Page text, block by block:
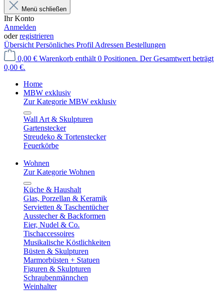
Menü schließen
Ihr Konto
Anmelden
oderregistrieren
Übersicht Persönliches Profil Adressen Bestellungen
0,00 € Warenkorb enthält 0 Positionen. Der Gesamtwert beträgt
0,00 €.
Home
MBW exklusiv
Zur Kategorie MBW exklusiv
Wall Art & Skulpturen
Gartenstecker
Streudeko & Tortenstecker
Feuerkörbe
Wohnen
Zur Kategorie Wohnen
Küche & Haushalt
Glas, Porzellan & Keramik
Servietten & Taschentücher
Ausstecher & Backformen
Eier, Nudel & Co.
Tischaccessoires
Musikalische Köstlichkeiten
Büsten & Skulpturen
Marmorbüsten + Statuen
Figuren & Skulpturen
Schraubenmännchen
Weinhalter